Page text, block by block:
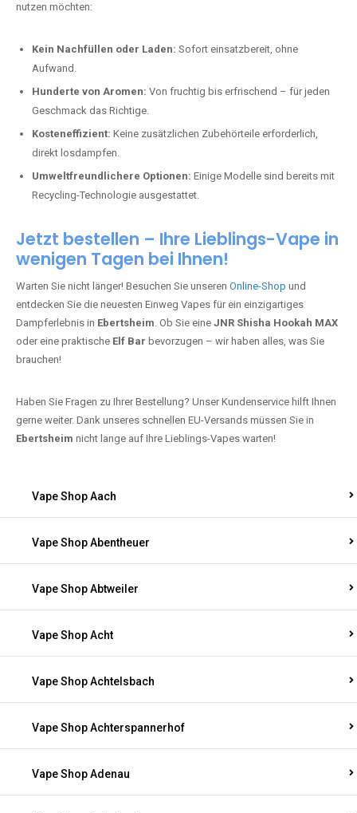
nutzen möchten:
Kein Nachfüllen oder Laden: Sofort einsatzbereit, ohne
Aufwand.
Hunderte von Aromen: Von fruchtig bis erfrischend – für jeden
Geschmack das Richtige.
Kosteneffizient: Keine zusätzlichen Zubehörteile erforderlich,
direkt losdampfen.
Umweltfreundlichere Optionen: Einige Modelle sind bereits mit
Recycling-Technologie ausgestattet.
Jetzt bestellen – Ihre Lieblings-Vape in
wenigen Tagen bei Ihnen!
Warten Sie nicht länger! Besuchen Sie unseren Online-Shop und
entdecken Sie die neuesten Einweg Vapes für ein einzigartiges
Dampferlebnis in Ebertsheim. Ob Sie eine JNR Shisha Hookah MAX
oder eine praktische Elf Bar bevorzugen – wir haben alles, was Sie
brauchen!
Haben Sie Fragen zu Ihrer Bestellung? Unser Kundenservice hilft Ihnen
gerne weiter. Dank unseres schnellen EU-Versands müssen Sie in
Ebertsheim nicht lange auf Ihre Lieblings-Vapes warten!
Vape Shop Aach
Vape Shop Abentheuer
Vape Shop Abtweiler
Vape Shop Acht
Vape Shop Achtelsbach
Vape Shop Achterspannerhof
Vape Shop Adenau